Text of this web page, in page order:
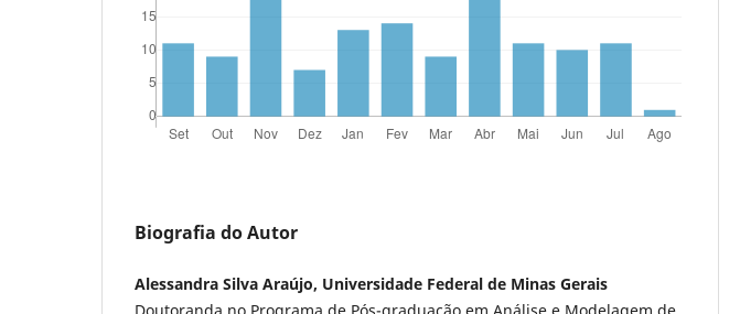
Biografia do Autor
Alessandra Silva Araújo, Universidade Federal de Minas Gerais